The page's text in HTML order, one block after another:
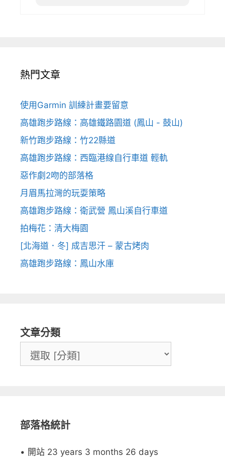
熱門文章
使用Garmin 訓練計畫要留意
高雄跑步路線：高雄鐵路園道 (鳳山 - 鼓山)
新竹跑步路線：竹22縣道
高雄跑步路線：西臨港線自行車道 輕軌
惡作劇2吻的部落格
月眉馬拉灣的玩耍策略
高雄跑步路線：衛武營 鳳山溪自行車道
拍梅花：清大梅園
[北海道．冬] 成吉思汗 – 蒙古烤肉
高雄跑步路線：鳳山水庫
文章分類
部落格統計
• 開站 23 years 3 months 26 days